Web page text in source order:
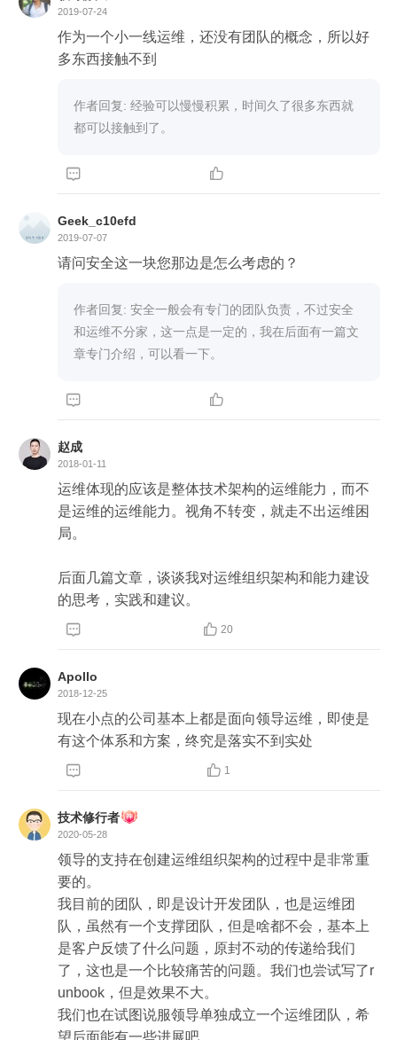
2019-07-24
作为一个小一线运维，还没有团队的概念，所以好
多东西接触不到
作者回复: 经验可以慢慢积累，时间久了很多东西就
都可以接触到了。
 
Geek_c10efd
2019-07-07
请问安全这一块您那边是怎么考虑的？
作者回复: 安全一般会有专门的团队负责，不过安全
和运维不分家，这一点是一定的，我在后面有一篇文
章专门介绍，可以看一下。
 
赵成
2018-01-11
运维体现的应该是整体技术架构的运维能力，而不
是运维的运维能力。视角不转变，就走不出运维困
局。
后面几篇文章，谈谈我对运维组织架构和能力建设
的思考，实践和建议。
  20
Apollo
2018-12-25
现在小点的公司基本上都是面向领导运维，即使是
有这个体系和方案，终究是落实不到实处
  1
技术修行者
2020-05-28
领导的支持在创建运维组织架构的过程中是非常重
要的。
我目前的团队，即是设计开发团队，也是运维团
队，虽然有一个支撑团队，但是啥都不会，基本上
是客户反馈了什么问题，原封不动的传递给我们
了，这也是一个比较痛苦的问题。我们也尝试写了r
unbook，但是效果不大。
我们也在试图说服领导单独成立一个运维团队，希
望后面能有一些进展吧。